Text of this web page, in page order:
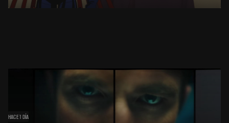
HACE 1 DÍA